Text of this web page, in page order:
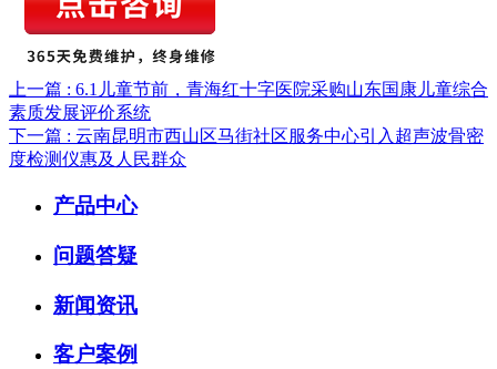
上一篇 : 6.1儿童节前，青海红十字医院采购山东国康儿童综合
素质发展评价系统
下一篇 : 云南昆明市西山区马街社区服务中心引入超声波骨密
度检测仪惠及人民群众
产品中心
问题答疑
新闻资讯
客户案例